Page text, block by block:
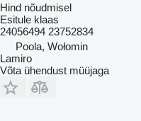
Hind nõudmisel
Esitule klaas
24056494 23752834
Poola, Wołomin
Lamiro
Võta ühendust müüjaga